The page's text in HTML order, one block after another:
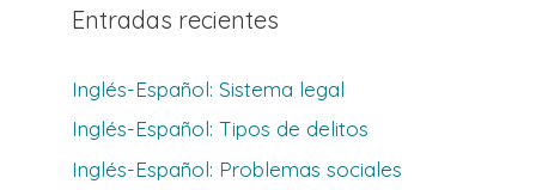
Entradas recientes
Inglés-Español: Sistema legal
Inglés-Español: Tipos de delitos
Inglés-Español: Problemas sociales